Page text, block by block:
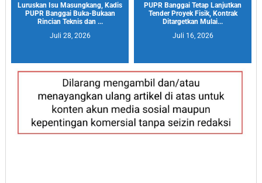
Luruskan Isu Masungkang, Kadis
PUPR Banggai Buka-Bukaan
Rincian Teknis dan ...
Juli 28, 2026
PUPR Banggai Tetap Lanjutkan
Tender Proyek Fisik, Kontrak
Ditargetkan Mulai...
Juli 16, 2026